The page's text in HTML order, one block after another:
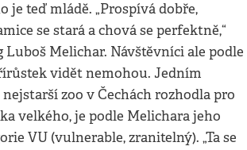
je teď mládě. „Prospívá dobře,
se stará a chová se perfektně,“
Melichar. Návštěvníci ale podle
vidět nemohou. Jedním
zoo v Čechách rozhodla pro
velkého, je podle Melichara jeho
VU (vulnerable, zranitelný). „Ta se